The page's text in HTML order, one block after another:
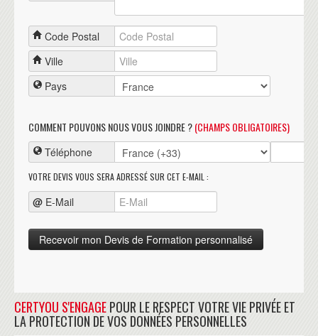
Code Postal
Ville
Pays
COMMENT POUVONS NOUS VOUS JOINDRE ?(CHAMPS OBLIGATOIRES)
Téléphone
VOTRE DEVIS VOUS SERA ADRESSÉ SUR CET E-MAIL :
@ E-Mail
CERTYOU S'ENGAGEPOUR LE RESPECT VOTRE VIE PRIVÉE ET
LA PROTECTION DE VOS DONNÉES PERSONNELLES